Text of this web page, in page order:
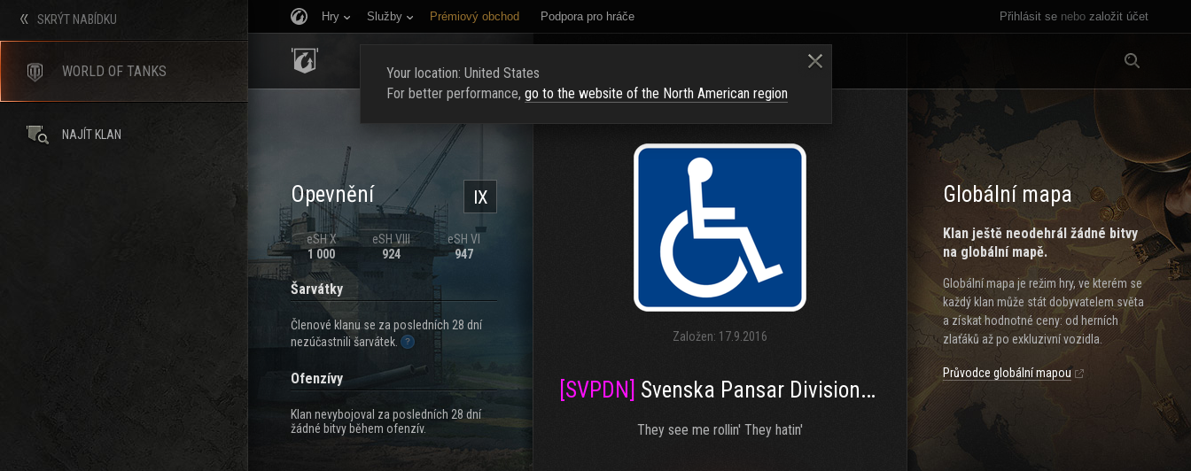
Přihlásit se nebo založit účet
Hry Služby Prémiový obchod Podpora pro hráče
NAVERBOVAT NOVÉ ČLENY
IX
Opevnění
eSH X
1 000
eSH VIII
924
eSH VI
947
Šarvátky
Členové klanu se za posledních 28 dní
nezúčastnili šarvátek.
Ofenzívy
Klan nevybojoval za posledních 28 dní
žádné bitvy během ofenzív.
Založen: 17.9.2016
[SVPDN] Svenska Pansar Divisionen
They see me rollin' They hatin'
Globální mapa
Klan ještě neodehrál žádné bitvy
na globální mapě.
Globální mapa je režim hry, ve kterém se
každý klan může stát dobyvatelem světa
a získat hodnotné ceny: od herních
zlaťáků až po exkluzivní vozidla.
Průvodce globální mapou
SKRÝT NABÍDKU
WORLD OF TANKS
NAJÍT KLAN
Your location: United States
For better performance, go to the website of the North American region